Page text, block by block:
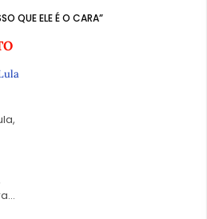
QUE ELE É O CARA”